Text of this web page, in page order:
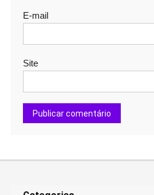
E-mail
Site